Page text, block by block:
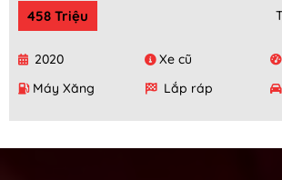
458 Triệu
2020 Xe cũ
Máy Xăng
Lắp ráp